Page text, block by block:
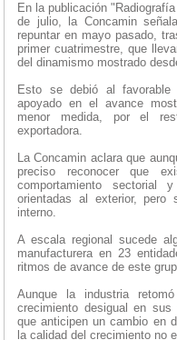
En la publicación
de julio, la Concamin
repuntar en mayo pasado,
primer cuatrimestre, que
del dinamismo mostrado
Esto se debió al favorable
apoyado en el avance
menor medida, por el
exportadora.
La Concamin aclara que
preciso reconocer que
comportamiento sectorial
orientadas al exterior, pero
interno.
A escala regional sucede
manufacturera en 23
ritmos de avance de este
Aunque la industria
crecimiento desigual en
que anticipen un cambio en
la calidad del crecimiento no